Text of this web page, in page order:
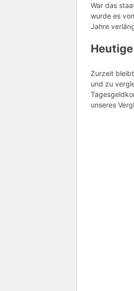
War das
wurde es
Jahre
Zurzeit
und zu
unseres